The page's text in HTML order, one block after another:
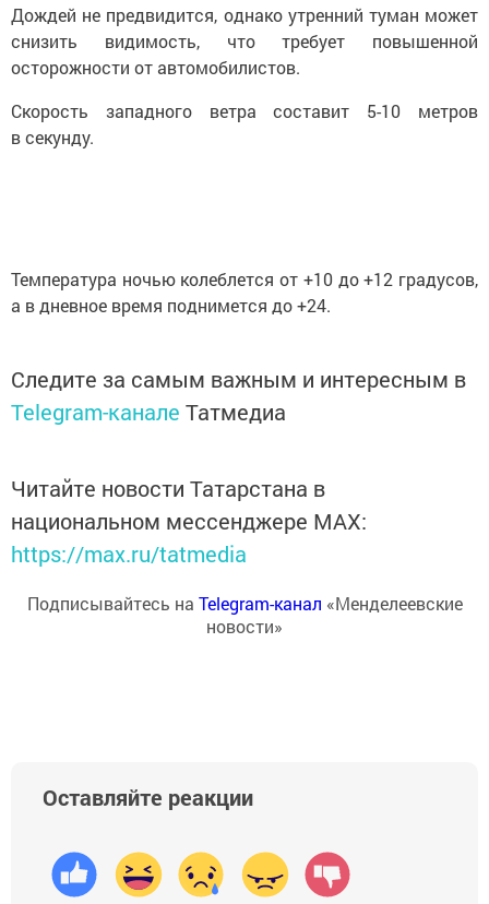
Дождей не предвидится, однако утренний туман может
снизить видимость, что требует повышенной
осторожности от автомобилистов.
Скорость западного ветра составит 5-10 метров
в секунду.
Температура ночью колеблется от +10 до +12 градусов,
а в дневное время поднимется до +24.
Следите за самым важным и интересным в
Telegram-канале Татмедиа
Читайте новости Татарстана в
национальном мессенджере MАХ:
https://max.ru/tatmedia
Подписывайтесь на Telegram-канал «Менделеевские
новости»
Оставляйте реакции